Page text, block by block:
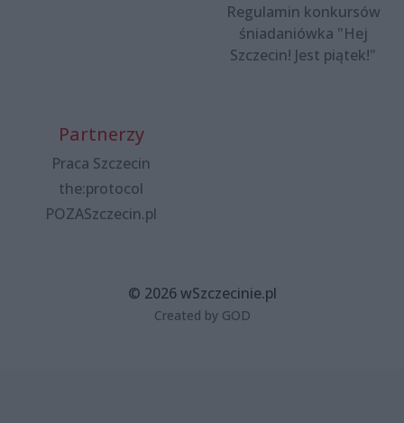
Regulamin konkursów
śniadaniówka "Hej
Szczecin! Jest piątek!"
Partnerzy
Praca Szczecin
the:protocol
POZASzczecin.pl
© 2026 wSzczecinie.pl
Created by GOD